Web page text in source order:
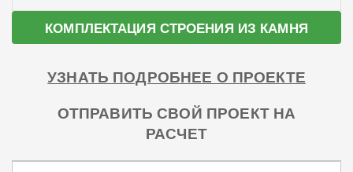
КОМПЛЕКТАЦИЯ СТРОЕНИЯ ИЗ КАМНЯ
УЗНАТЬ ПОДРОБНЕЕ О ПРОЕКТЕ
ОТПРАВИТЬ СВОЙ ПРОЕКТ НА
РАСЧЕТ